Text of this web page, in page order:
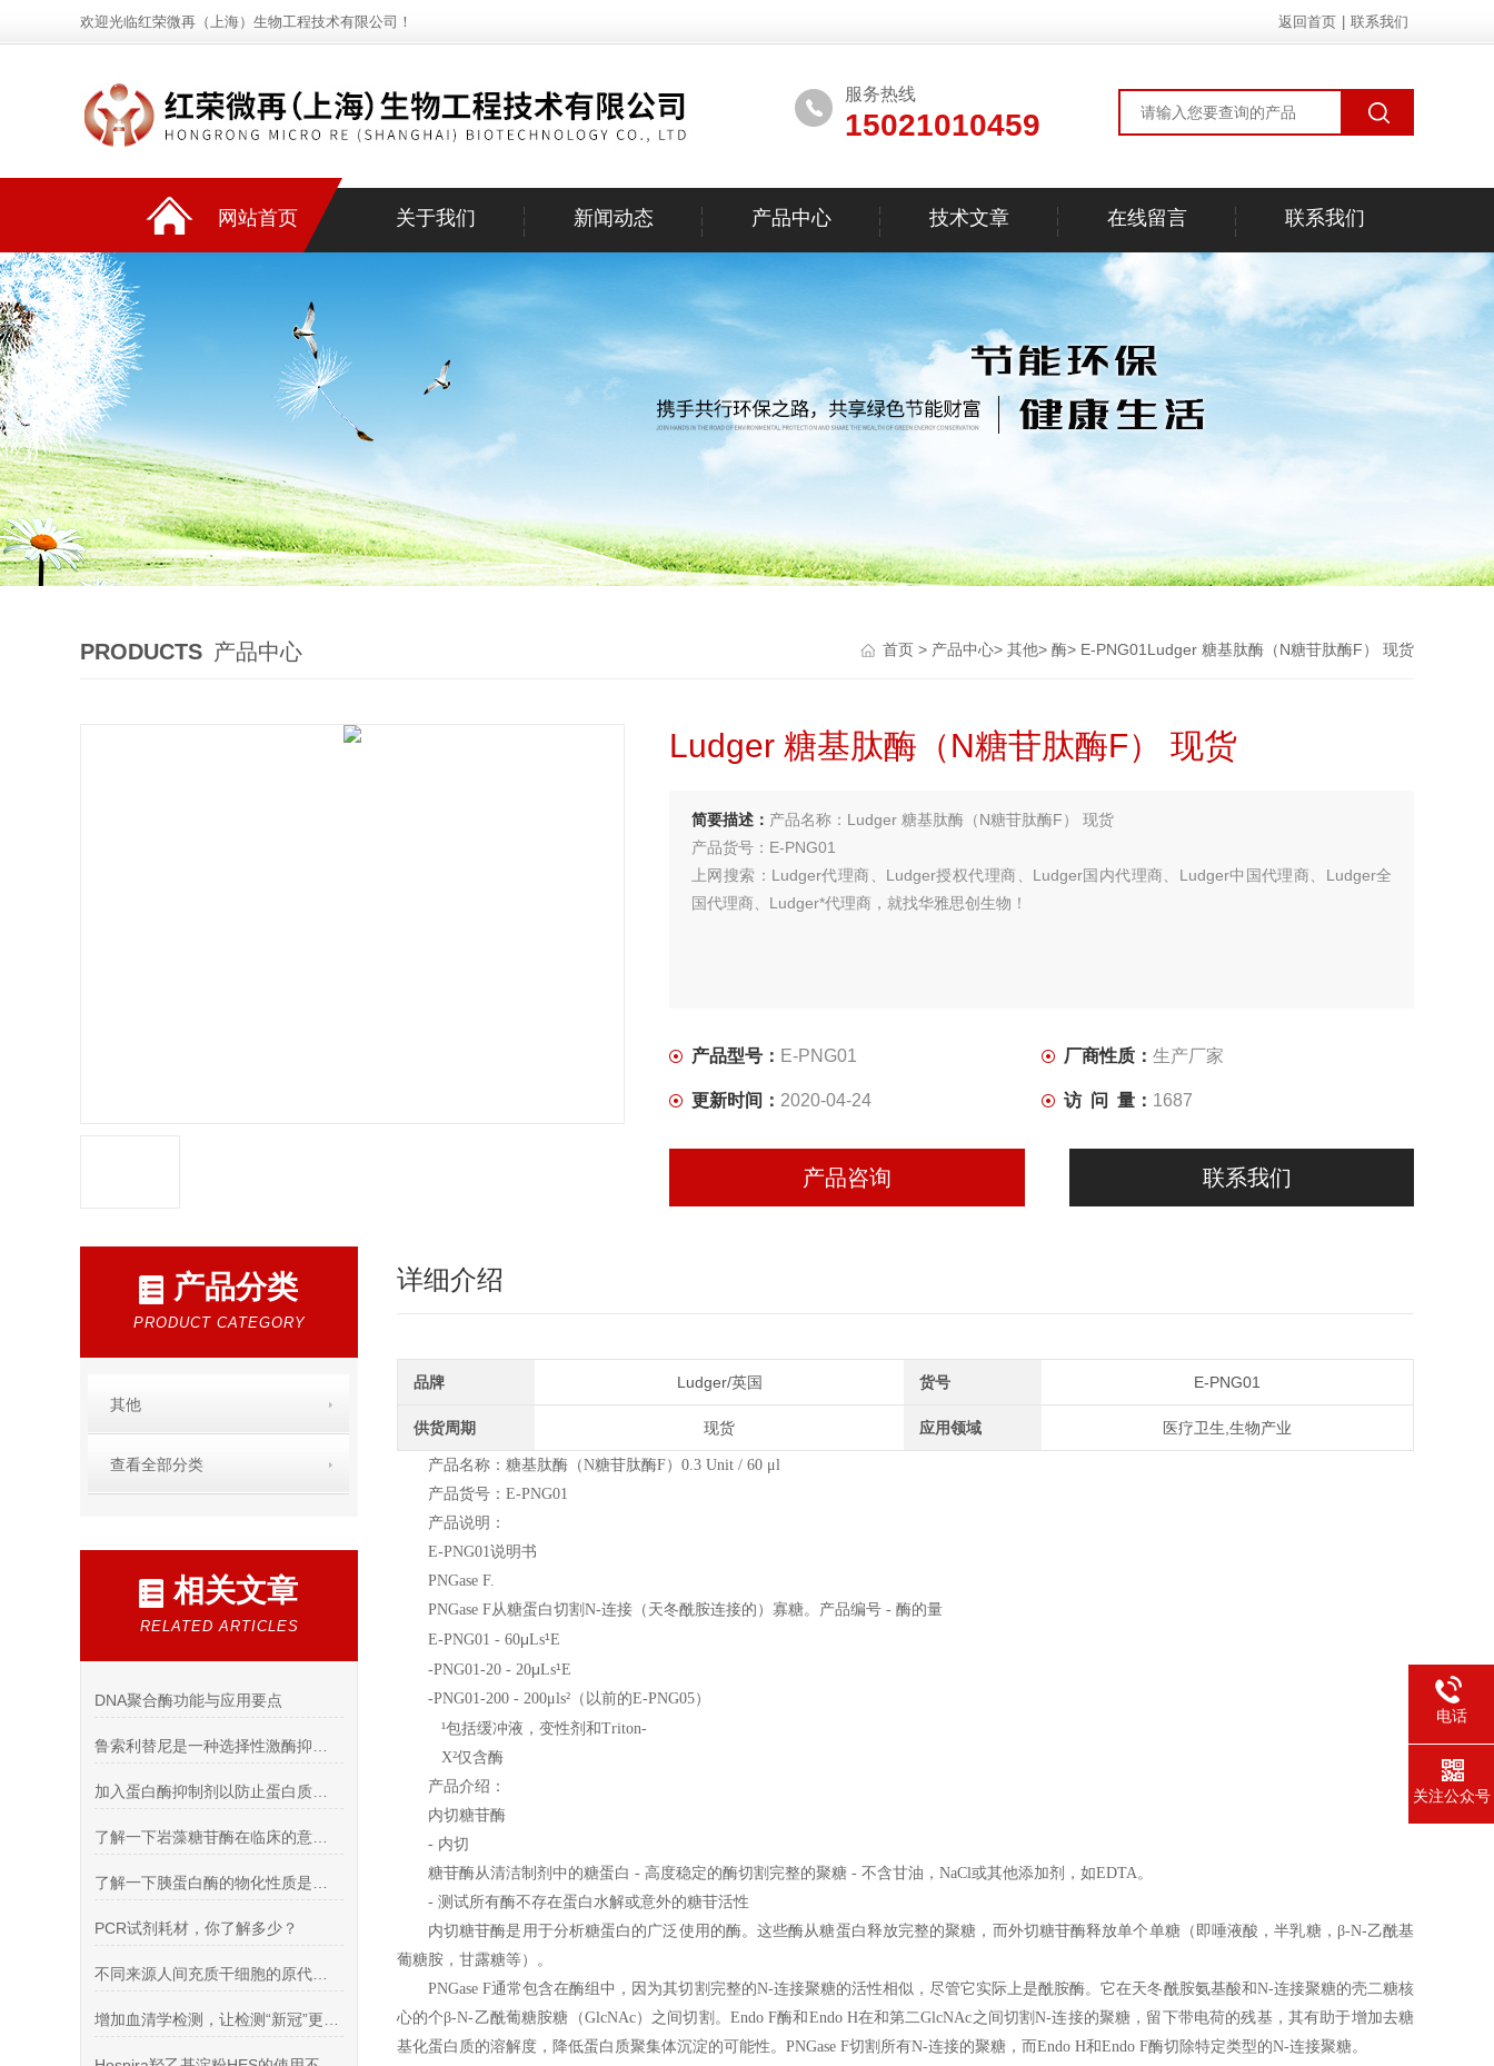
欢迎光临红荣微再（上海）生物工程技术有限公司！ 返回首页 联系我们
服务热线
15021010459
网站首页 关于我们 新闻动态 产品中心 技术文章 在线留言 联系我们
PRODUCTS 产品中心 首页 > 产品中心> 其他> 酶> E-PNG01Ludger 糖基肽酶（N糖苷肽酶F） 现货
Ludger 糖基肽酶（N糖苷肽酶F） 现货
简要描述： 产品名称：Ludger 糖基肽酶（N糖苷肽酶F） 现货
产品货号：E-PNG01
上网搜索：Ludger代理商、Ludger授权代理商、Ludger国内代理商、Ludger中国代理商、Ludger全
国代理商、Ludger*代理商，就找华雅思创生物！
产品型号： E-PNG01 厂商性质： 生产厂家
更新时间： 2020-04-24 访 问 量： 1687
产品咨询 联系我们
产品分类
PRODUCT CATEGORY
其他
查看全部分类
相关文章
RELATED ARTICLES
DNA聚合酶功能与应用要点
PCR试剂耗材，你了解多少？
详细介绍
品牌 Ludger/英国 货号 E-PNG01
供货周期 现货 应用领域 医疗卫生,生物产业
产品名称：糖基肽酶（N糖苷肽酶F）0.3 Unit / 60 μl
产品货号：E-PNG01
产品说明：
E-PNG01说明书
PNGase F.
PNGase F从糖蛋白切割N-连接（天冬酰胺连接的）寡糖。产品编号 - 酶的量
E-PNG01 - 60μLs¹E
-PNG01-20 - 20μLs¹E
-PNG01-200 - 200μls²（以前的E-PNG05）
¹包括缓冲液，变性剂和Triton-
X²仅含酶
产品介绍：
内切糖苷酶
- 内切
糖苷酶从清洁制剂中的糖蛋白 - 高度稳定的酶切割完整的聚糖 - 不含甘油，NaCl或其他添加剂，如EDTA。
- 测试所有酶不存在蛋白水解或意外的糖苷活性
内切糖苷酶是用于分析糖蛋白的广泛使用的酶。这些酶从糖蛋白释放完整的聚糖，而外切糖苷酶释放单个单糖（即唾液酸，半乳糖，β-N-乙酰基
葡糖胺，甘露糖等）。
PNGase F通常包含在酶组中，因为其切割完整的N-连接聚糖的活性相似，尽管它实际上是酰胺酶。它在天冬酰胺氨基酸和N-连接聚糖的壳二糖核
心的个β-N-乙酰葡糖胺糖（GlcNAc）之间切割。Endo F酶和Endo H在和第二GlcNAc之间切割N-连接的聚糖，留下带电荷的残基，其有助于增加去糖
基化蛋白质的溶解度，降低蛋白质聚集体沉淀的可能性。PNGase F切割所有N-连接的聚糖，而Endo H和Endo F酶切除特定类型的N-连接聚糖。
电话
关注公众号